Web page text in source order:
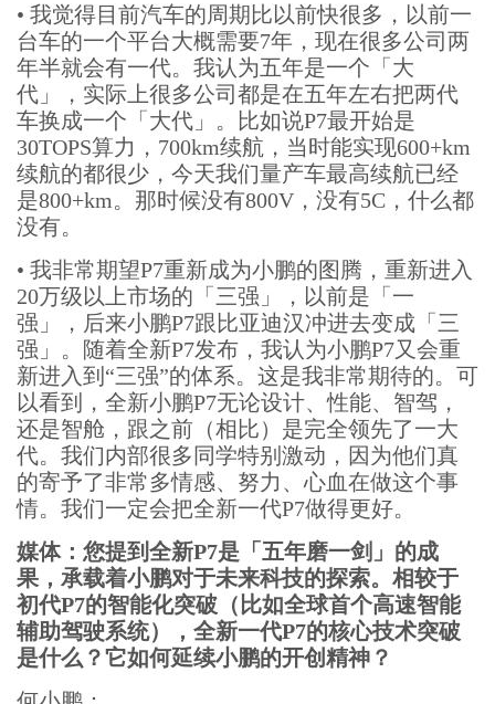
• 我觉得目前汽车的周期比以前快很多，以前一
台车的一个平台大概需要7年，现在很多公司两
年半就会有一代。我认为五年是一个「大
代」，实际上很多公司都是在五年左右把两代
车换成一个「大代」。比如说P7最开始是
30TOPS算力，700km续航，当时能实现600+km
续航的都很少，今天我们量产车最高续航已经
是800+km。那时候没有800V，没有5C，什么都
没有。
• 我非常期望P7重新成为小鹏的图腾，重新进入
20万级以上市场的「三强」，以前是「一
强」，后来小鹏P7跟比亚迪汉冲进去变成「三
强」。随着全新P7发布，我认为小鹏P7又会重
新进入到“三强”的体系。这是我非常期待的。可
以看到，全新小鹏P7无论设计、性能、智驾，
还是智舱，跟之前（相比）是完全领先了一大
代。我们内部很多同学特别激动，因为他们真
的寄予了非常多情感、努力、心血在做这个事
情。我们一定会把全新一代P7做得更好。
媒体：您提到全新P7是「五年磨一剑」的成
果，承载着小鹏对于未来科技的探索。相较于
初代P7的智能化突破（比如全球首个高速智能
辅助驾驶系统），全新一代P7的核心技术突破
是什么？它如何延续小鹏的开创精神？